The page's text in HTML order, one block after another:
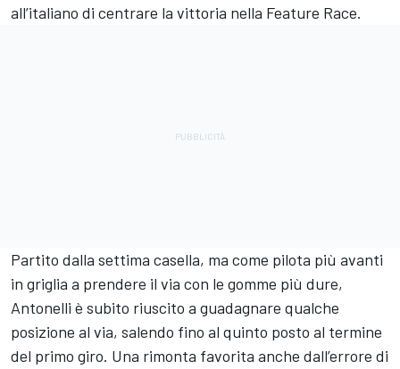
all’italiano di centrare la vittoria nella Feature Race.
Partito dalla settima casella, ma come pilota più avanti
in griglia a prendere il via con le gomme più dure,
Antonelli è subito riuscito a guadagnare qualche
posizione al via, salendo fino al quinto posto al termine
del primo giro. Una rimonta favorita anche dall’errore di